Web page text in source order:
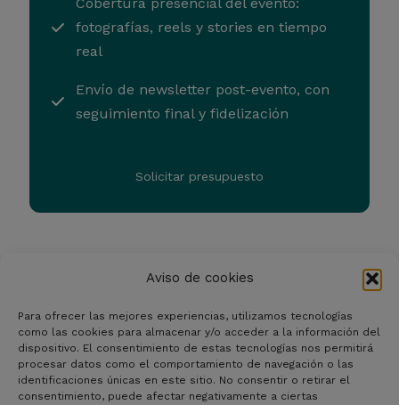
Aviso de cookies
Para ofrecer las mejores experiencias, utilizamos tecnologías
como las cookies para almacenar y/o acceder a la información del
dispositivo. El consentimiento de estas tecnologías nos permitirá
procesar datos como el comportamiento de navegación o las
identificaciones únicas en este sitio. No consentir o retirar el
consentimiento, puede afectar negativamente a ciertas
Cobertura presencial del evento:
fotografías, reels y stories en tiempo
real
Envío de newsletter post-evento, con
seguimiento final y fidelización
Solicitar presupuesto